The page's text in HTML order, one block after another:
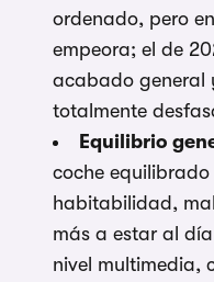
ordenado, pero
empeora; el de
acabado general
totalmente
Equilibrio
coche
habitabilidad,
más a estar al
nivel multimedia,